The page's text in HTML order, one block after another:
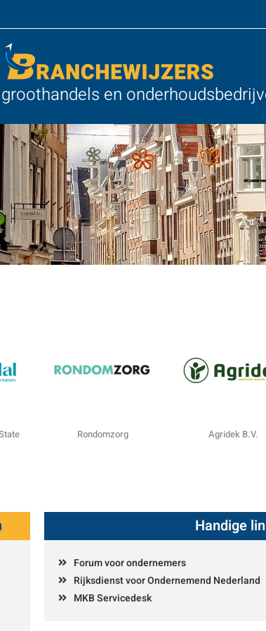
en
Rondomzorg Agridek B.V.
Handige
Forum voor ondernemers
Rijksdienst voor Ondernemend Nederland
MKB Servicedesk